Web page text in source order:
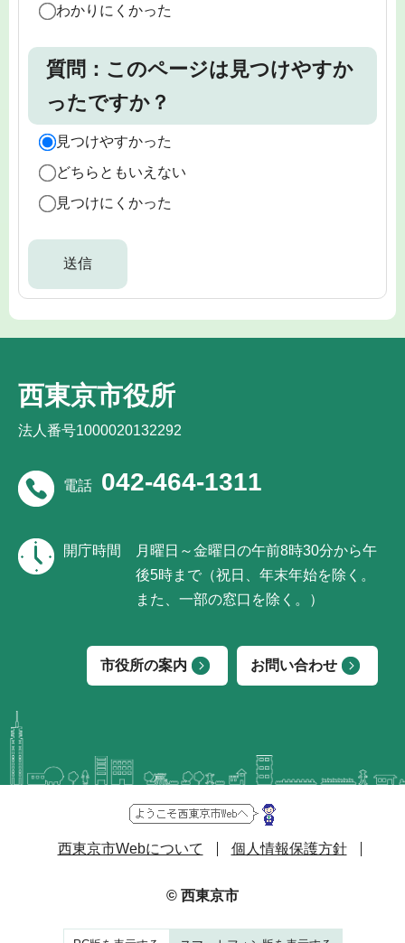
わかりにくかった
質問：このページは見つけやすか
ったですか？
見つけやすかった
どちらともいえない
見つけにくかった
西東京市役所
法人番号1000020132292
電話 042-464-1311
開庁時間
月曜日～金曜日の午前8時30分から午
後5時まで（祝日、年末年始を除く。
また、一部の窓口を除く。）
市役所の案内 お問い合わせ
西東京市Webについて 個人情報保護方針
© 西東京市